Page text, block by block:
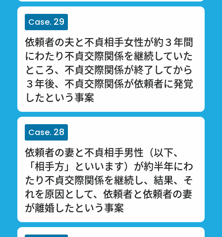
Case. 29
依頼者の夫と不貞相手女性が約３年間
にわたり不貞交際関係を継続していた
ところ、不貞交際関係が終了してから
３年後、不貞交際関係が依頼者に発覚
したという事案
Case. 28
依頼者の妻と不貞相手男性（以下、
「相手方」といいます）が約半年にわ
たり不貞交際関係を継続し、結果、そ
れを原因として、依頼者と依頼者の妻
が離婚したという事案